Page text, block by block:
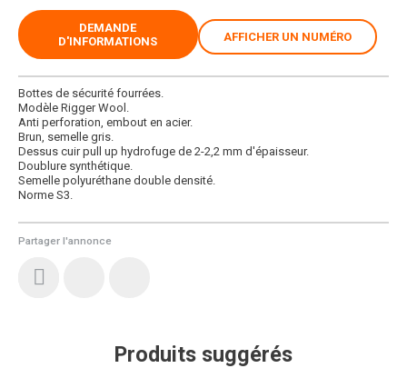
Partager l'annonce
Bottes de sécurité fourrées.
Modèle Rigger Wool.
Anti perforation, embout en acier.
Brun, semelle gris.
Dessus cuir pull up hydrofuge de 2-2,2 mm d'épaisseur.
Doublure synthétique.
Semelle polyuréthane double densité.
Norme S3.
DEMANDE
D'INFORMATIONS
AFFICHER UN NUMÉRO
Produits suggérés